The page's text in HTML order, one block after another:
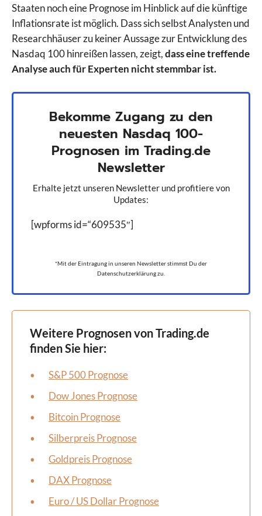
Staaten noch eine Prognose im Hinblick auf die künftige
Inflationsrate ist möglich. Dass sich selbst Analysten und
Researchhäuser zu keiner Aussage zur Entwicklung des
Nasdaq 100 hinreißen lassen, zeigt,dass eine treffende
Analyse auch für Experten nicht stemmbar ist.
Bekomme Zugang zu den
neuesten Nasdaq 100-
Prognosen im Trading.de
Newsletter
Erhalte jetzt unseren Newsletter und profitiere von
Updates:
[wpforms id=“609535″]
*Mit der Eintragung in unseren Newsletter stimmst Du der
Datenschutzerklärung zu.
Weitere Prognosen von Trading.de
finden Sie hier:
S&P 500 Prognose
Dow Jones Prognose
Bitcoin Prognose
Silberpreis Prognose
Goldpreis Prognose
DAX Prognose
Euro / US Dollar Prognose